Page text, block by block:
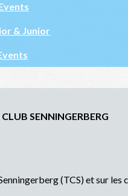
& Junior
SENNINGERBERG
(TCS) et sur les